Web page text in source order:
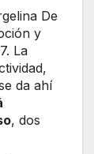
De
y
La
da ahí
, dos